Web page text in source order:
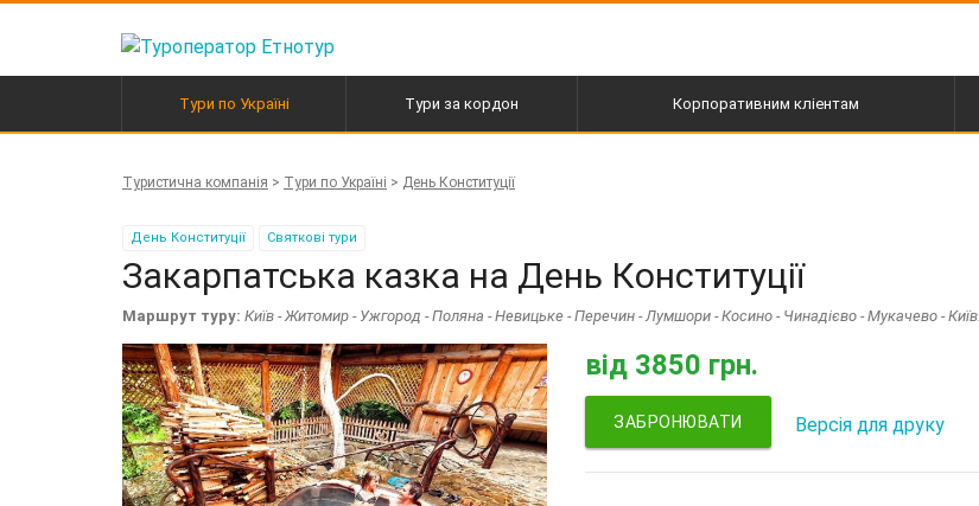
Тури по Україні
Екскурсійні тури
Тури за кордон Корпоративним кліентам
Туристична компанія > Тури по Україні > День Конституції
День Конституції Святкові тури
Закарпатська казка на День Конституції
Маршрут туру: Київ - Житомир - Ужгород - Поляна - Невицьке - Перечин - Лумшори - Косино - Чинадієво - Мукачево - Київ.
від 3850 грн.
ЗАБРОНЮВАТИ Версія для друку